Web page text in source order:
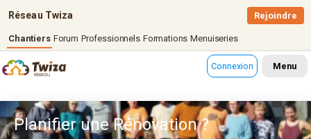
Réseau Twiza
Chantiers Forum Professionnels Formations Menuiseries
Rejoindre
Connexion Menu
Planifier une Rénovation ?